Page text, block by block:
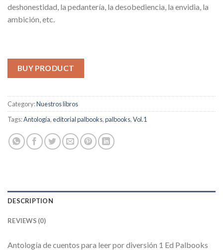
deshonestidad, la pedantería, la desobediencia, la envidia, la
ambición, etc.
BUY PRODUCT
Category:Nuestros libros
Tags:Antología,editorial palbooks,palbooks,Vol.1
DESCRIPTION
REVIEWS (0)
Antología de cuentos para leer por diversión 1 Ed Palbooks